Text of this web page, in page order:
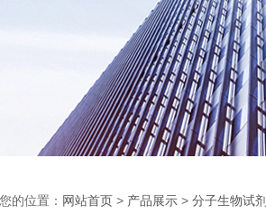
您的位置： 网站首页 > 产品展示 > 分子生物试剂